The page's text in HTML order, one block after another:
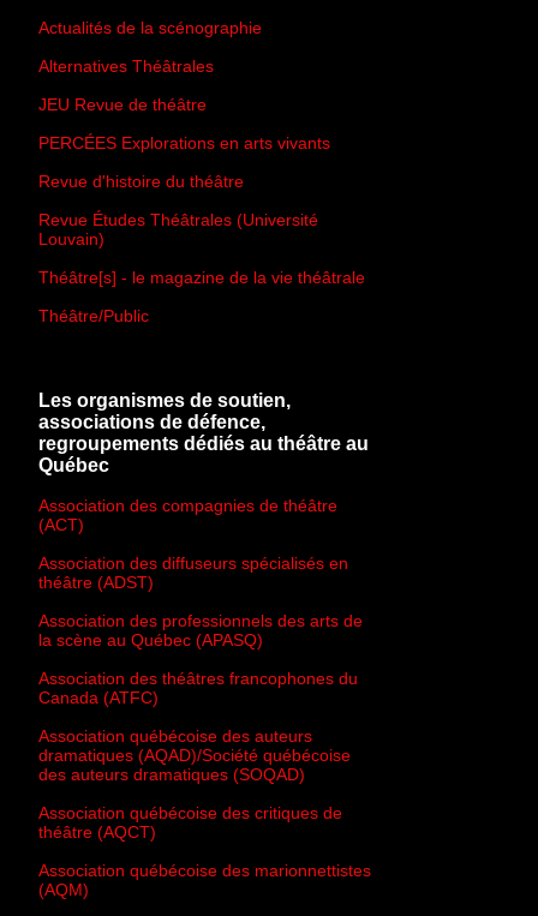
Actualités de la scénographie
Alternatives Théâtrales
JEU Revue de théâtre
PERCÉES Explorations en arts vivants
Revue d'histoire du théâtre
Revue Études Théâtrales (Université
Louvain)
Théâtre[s] - le magazine de la vie théâtrale
Théâtre/Public
Les organismes de soutien,
associations de défence,
regroupements dédiés au théâtre au
Québec
Association des compagnies de théâtre
(ACT)
Association des diffuseurs spécialisés en
théâtre (ADST)
Association des professionnels des arts de
la scène au Québec (APASQ)
Association des théâtres francophones du
Canada (ATFC)
Association québécoise des auteurs
dramatiques (AQAD)/Société québécoise
des auteurs dramatiques (SOQAD)
Association québécoise des critiques de
théâtre (AQCT)
Association québécoise des marionnettistes
(AQM)